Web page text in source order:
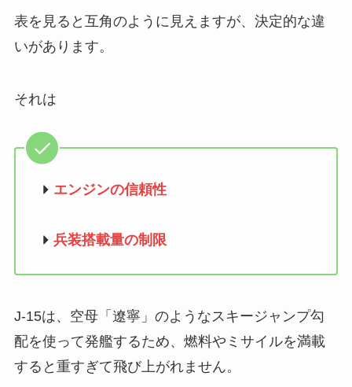
表を見ると互角のように見えますが、決定的な違
いがあります。
それは
エンジンの信頼性
兵装搭載量の制限
J-15は、空母「遼寧」のようなスキージャンプ勾
配を使って発艦するため、燃料やミサイルを満載
すると重すぎて飛び上がれません。